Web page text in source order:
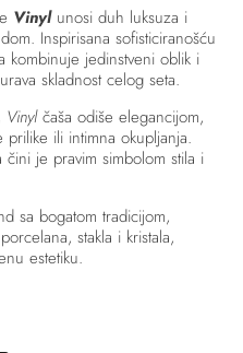
Vinylunosi duh luksuza i
Inspirisana sofisticiranošću
kombinuje jedinstveni oblik i
skladnost celog seta.
Vinylčaša odiše elegancijom,
prilike ili intimna okupljanja.
je pravim simbolom stila i
sa bogatom tradicijom,
stakla i kristala,
estetiku.